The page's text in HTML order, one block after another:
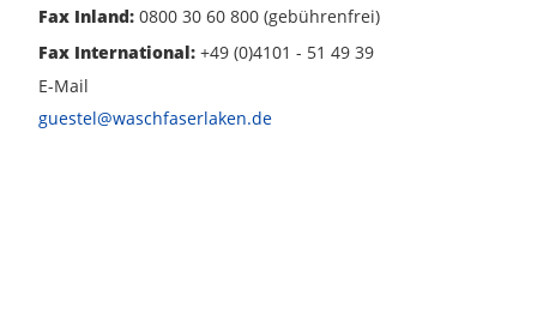
Fax Inland:0800 30 60 800 (gebührenfrei)
Fax International:+49 (0)4101 - 51 49 39
E-Mail
guestel@waschfaserlaken.de